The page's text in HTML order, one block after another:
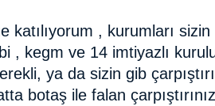
katılıyorum , kurumları
, kegm ve 14 imtiyazlı
ya da sizin gib
botaş ile falan